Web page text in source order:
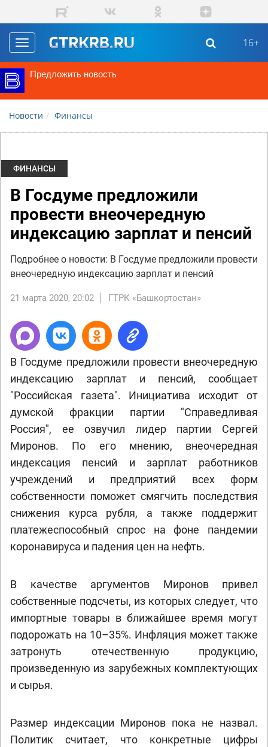
Перейти к основному содержанию
Toggle
navigation
16+
Предложить новость
Новости Финансы
ФИНАНСЫ
В Госдуме предложили
провести внеочередную
индексацию зарплат и пенсий
Подробнее о новости: В Госдуме предложили провести
внеочередную индексацию зарплат и пенсий
21 марта 2020, 20:02 ГТРК «Башкортостан»
В Госдуме предложили провести внеочередную
индексацию зарплат и пенсий, сообщает
"Российская газета". Инициатива исходит от
думской фракции партии "Справедливая
Россия", ее озвучил лидер партии Сергей
Миронов. По его мнению, внеочередная
индексация пенсий и зарплат работников
учреждений и предприятий всех форм
собственности поможет смягчить последствия
снижения курса рубля, а также поддержит
платежеспособный спрос на фоне пандемии
коронавируса и падения цен на нефть.
В качестве аргументов Миронов привел
собственные подсчеты, из которых следует, что
импортные товары в ближайшее время могут
подорожать на 10–35%. Инфляция может также
затронуть отечественную продукцию,
произведенную из зарубежных комплектующих
и сырья.
Размер индексации Миронов пока не назвал.
Политик считает, что конкретные цифры